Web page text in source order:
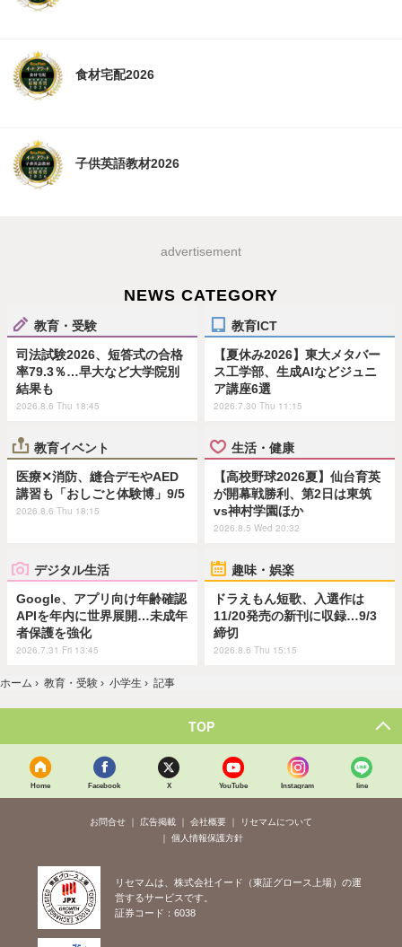
食材宅配2026
子供英語教材2026
advertisement
NEWS CATEGORY
教育・受験
司法試験2026、短答式の合格
率79.3％…早大など大学院別
結果も
2026.8.6 Thu 18:45
教育ICT
【夏休み2026】東大メタバー
ス工学部、生成AIなどジュニ
ア講座6選
2026.7.30 Thu 11:15
教育イベント
医療✕消防、縫合デモやAED
講習も「おしごと体験博」9/5
2026.8.6 Thu 18:15
生活・健康
【高校野球2026夏】仙台育英
が開幕戦勝利、第2日は東筑
vs神村学園ほか
2026.8.5 Wed 20:32
デジタル生活
Google、アプリ向け年齢確認
APIを年内に世界展開…未成年
者保護を強化
2026.7.31 Fri 13:45
趣味・娯楽
ドラえもん短歌、入選作は
11/20発売の新刊に収録…9/3
締切
2026.8.6 Thu 15:15
ホーム › 教育・受験 › 小学生 › 記事
TOP
Home Facebook X YouTube Instagram line
お問合せ 広告掲載 会社概要
リセマムについて
個人情報保護方針
リセマムは、株式会社イード（東証グロース上場）の運
営するサービスです。
証券コード：6038